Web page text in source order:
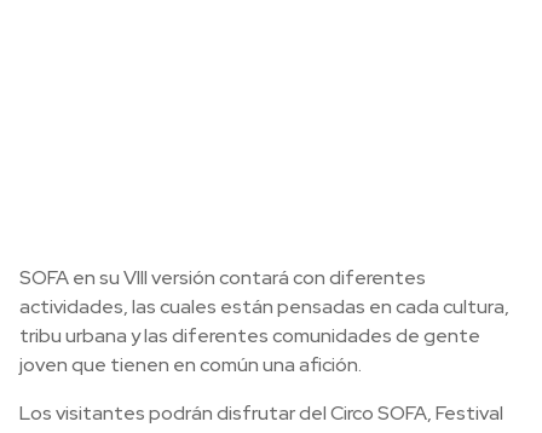
SOFA en su VIII versión contará con diferentes
actividades, las cuales están pensadas en cada cultura,
tribu urbana y las diferentes comunidades de gente
joven que tienen en común una afición.
Los visitantes podrán disfrutar del Circo SOFA, Festival